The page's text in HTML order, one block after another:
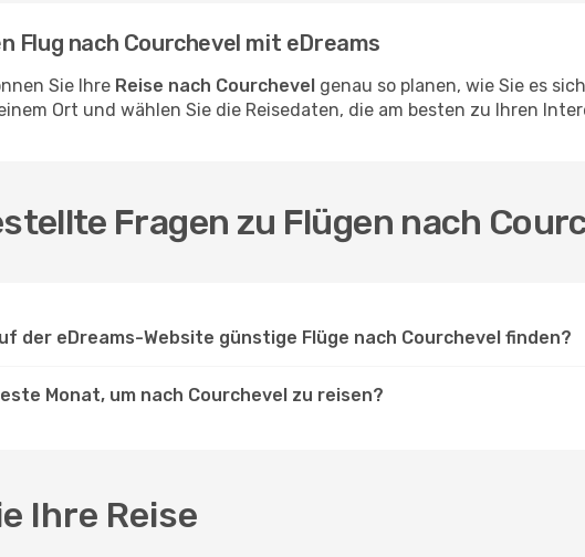
Flug nach Courchevel mit eDreams
Sie Ihre Reise nach Courchevel genau so planen, wie Sie es
Ort und wählen Sie die Reisedaten, die am besten zu Ihren
Fragen zu Flügen nach
der eDreams-Website günstige Flüge nach Courchevel finden?
Monat, um nach Courchevel zu reisen?
Ihre Reise